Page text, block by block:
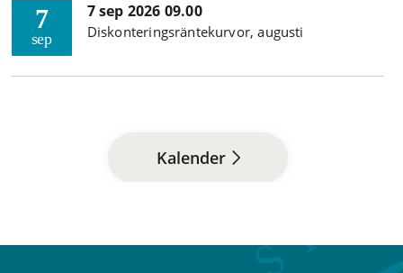
7
sep
7 sep 2026 09.00
Diskonteringsräntekurvor, augusti
Kalender